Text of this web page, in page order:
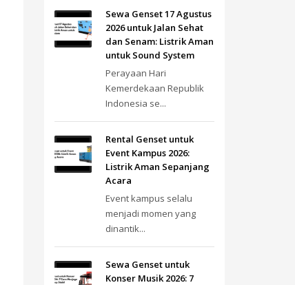
Sewa Genset 17 Agustus
2026 untuk Jalan Sehat
dan Senam: Listrik Aman
untuk Sound System
Perayaan Hari
Kemerdekaan Republik
Indonesia se...
Rental Genset untuk
Event Kampus 2026:
Listrik Aman Sepanjang
Acara
Event kampus selalu
menjadi momen yang
dinantik...
Sewa Genset untuk
Konser Musik 2026: 7